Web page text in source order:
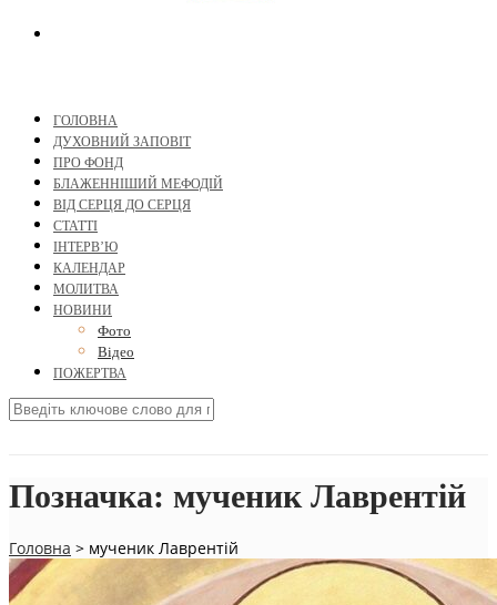
ГОЛОВНА
ДУХОВНИЙ ЗАПОВІТ
ПРО ФОНД
БЛАЖЕННІШИЙ МЕФОДІЙ
ВІД СЕРЦЯ ДО СЕРЦЯ
СТАТТІ
ІНТЕРВ’Ю
КАЛЕНДАР
МОЛИТВА
НОВИНИ
Фото
Відео
ПОЖЕРТВА
Позначка: мученик Лаврентій
Головна > мученик Лаврентій